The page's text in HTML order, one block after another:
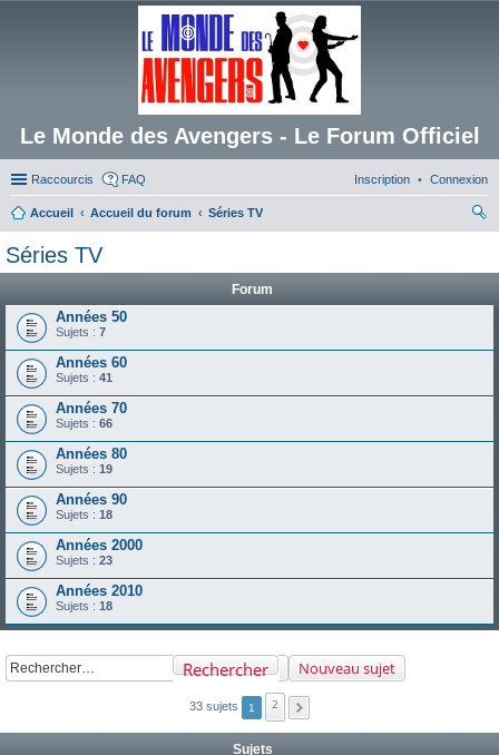
Le Monde des Avengers - Le Forum Officiel
Raccourcis FAQ Connexion
Inscription
Accueil Accueil du forum
Séries TV
Séries TV
Forum
Années 50
Sujets : 7
Années 60
Sujets : 41
Années 70
Sujets : 66
Années 80
Sujets : 19
Années 90
Sujets : 18
Années 2000
Sujets : 23
Années 2010
Sujets : 18
Nouveau sujet
Rechercher
33 sujets 1 2
Sujets